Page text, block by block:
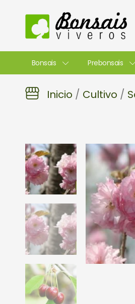
contenido
Bonsais Prebonsais
Inicio / Cultivo /